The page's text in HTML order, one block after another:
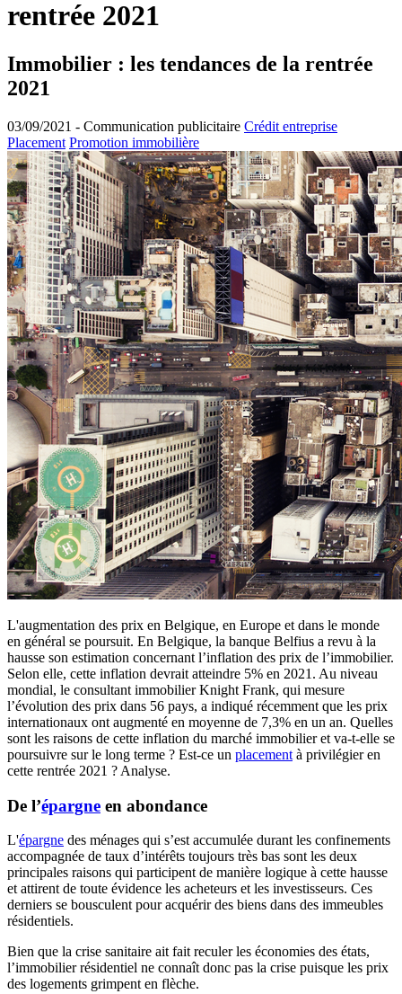
rentrée 2021
Immobilier : les tendances de la rentrée
2021
03/09/2021 - Communication publicitaire Crédit entreprise
Placement Promotion immobilière
L'augmentation des prix en Belgique, en Europe et dans le monde
en général se poursuit. En Belgique, la banque Belfius a revu à la
hausse son estimation concernant l’inflation des prix de l’immobilier.
Selon elle, cette inflation devrait atteindre 5% en 2021. Au niveau
mondial, le consultant immobilier Knight Frank, qui mesure
l’évolution des prix dans 56 pays, a indiqué récemment que les prix
internationaux ont augmenté en moyenne de 7,3% en un an. Quelles
sont les raisons de cette inflation du marché immobilier et va-t-elle se
poursuivre sur le long terme ? Est-ce un placement à privilégier en
cette rentrée 2021 ? Analyse.
De l’épargne en abondance
L'épargne des ménages qui s’est accumulée durant les confinements
accompagnée de taux d’intérêts toujours très bas sont les deux
principales raisons qui participent de manière logique à cette hausse
et attirent de toute évidence les acheteurs et les investisseurs. Ces
derniers se bousculent pour acquérir des biens dans des immeubles
résidentiels.
Bien que la crise sanitaire ait fait reculer les économies des états,
l’immobilier résidentiel ne connaît donc pas la crise puisque les prix
des logements grimpent en flèche.